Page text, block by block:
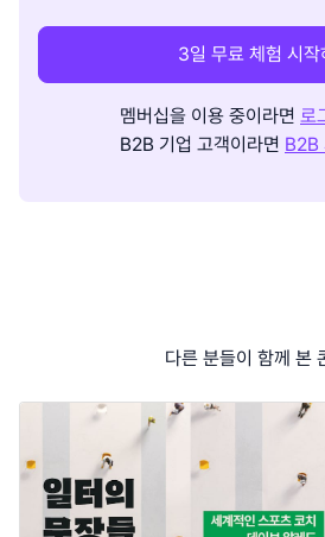
3일 무료 체험 시작
멤버십을 이용 중이라면 로
B2B 기업 고객이라면 B2B
다른 분들이 함께 본